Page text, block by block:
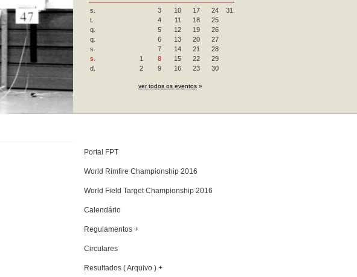
s.
t.
q.
q.
s.
s.
d.
3 10 17 24
31
4
11 18
25
5
12 19
26
6
13 20
27
7
14 21
28
1
8 15 22
29
2
9 16 23 30
ver todos os eventos »
Portal FPT
World Rimfire Championship 2016
World Field Target Championship 2016
Calendário
Regulamentos +
Circulares
Resultados ( Arquivo ) +